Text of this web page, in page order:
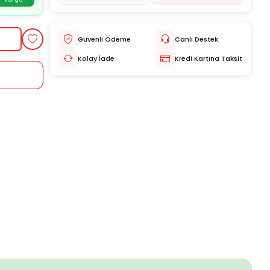
Güvenli Ödeme
Canlı Destek
Kolay İade
Kredi Kartına Taksit